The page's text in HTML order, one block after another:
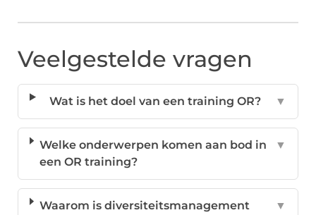
Veelgestelde vragen
Wat is het doel van een training OR? ▼
Welke onderwerpen komen aan bod in
een OR training?
▼
Waarom is diversiteitsmanagement
▼